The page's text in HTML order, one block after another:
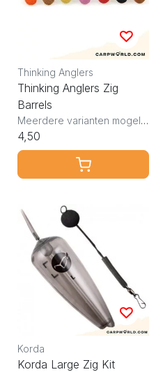
Thinking Anglers
Thinking Anglers Zig
Barrels
Meerdere varianten mogelijk
4,50
Korda
Korda Large Zig Kit